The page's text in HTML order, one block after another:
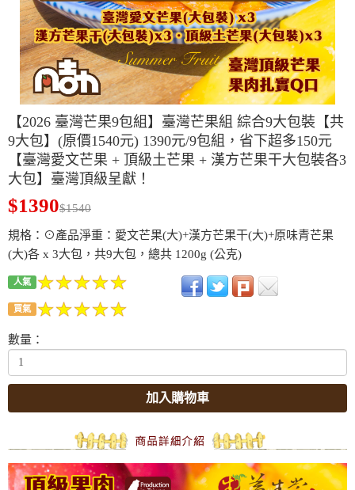
【2026 臺灣芒果9包組】臺灣芒果組 綜合9大包裝【共
9大包】(原價1540元) 1390元/9包組，省下超多150元
【臺灣愛文芒果 + 頂級土芒果 + 漢方芒果干大包裝各3
大包】臺灣頂級呈獻！
$1390$1540
規格：⊙產品淨重：愛文芒果(大)+漢方芒果干(大)+原味青芒果
(大)各 x 3大包，共9大包，總共 1200g (公克)
人氣
買氣
數量：
加入購物車